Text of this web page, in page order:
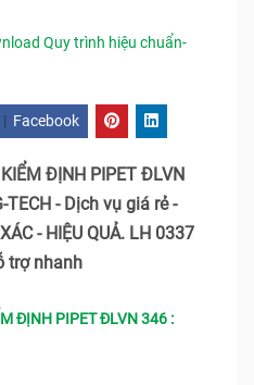
Quy trình hiệu chuẩn-
| Facebook
ĐỊNH PIPET ĐLVN
- Dịch vụ giá rẻ -
- HIỆU QUẢ. LH 0337
trợ nhanh
ĐỊNH PIPET ĐLVN 346 :